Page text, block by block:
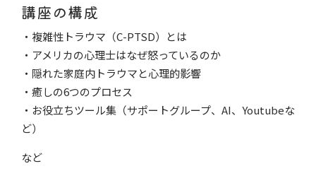
講座の構成
・ 複雑性トラウマ（C-PTSD）とは
・アメリカの心理士はなぜ怒っているのか
・隠れた家庭内トラウマと心理的影響
・癒しの6つのプロセス
・お役立ちツール集（サポートグループ、AI、Youtubeな
ど）
など